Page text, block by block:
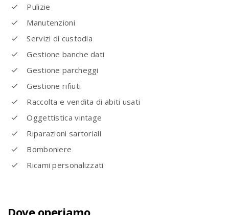
Pulizie
Manutenzioni
Servizi di custodia
Gestione banche dati
Gestione parcheggi
Gestione rifiuti
Raccolta e vendita di abiti usati
Oggettistica vintage
Riparazioni sartoriali
Bomboniere
Ricami personalizzati
Dove operiamo